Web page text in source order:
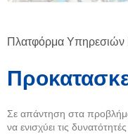
Πλατφόρμα Υπηρεσιών
Σε απάντηση στα
να ενισχύει τις